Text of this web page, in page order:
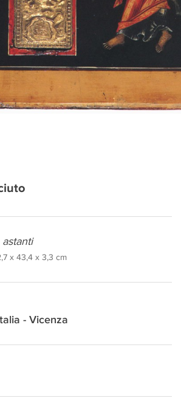
x 43,4 x 3,3 cm
- Vicenza